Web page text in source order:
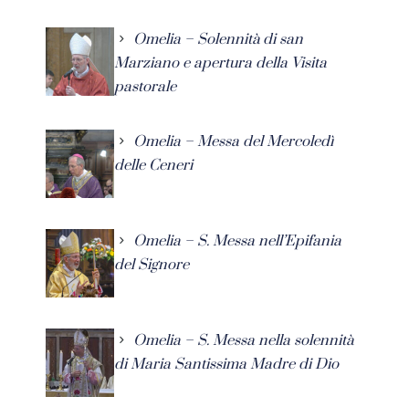
Omelia – Solennità di san
Marziano e apertura della Visita
pastorale
Omelia – Messa del Mercoledì
delle Ceneri
Omelia – S. Messa nell’Epifania
del Signore
Omelia – S. Messa nella solennità
di Maria Santissima Madre di Dio